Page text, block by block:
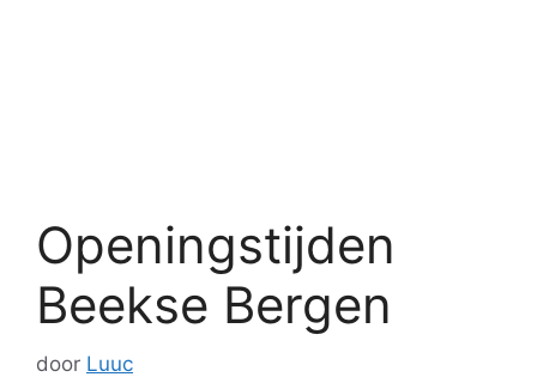
Openingstijden
Beekse Bergen
door Luuc